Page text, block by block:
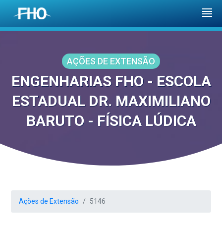
AÇÕES DE EXTENSÃO
ENGENHARIAS FHO - ESCOLA
ESTADUAL DR. MAXIMILIANO
BARUTO - FÍSICA LÚDICA
Ações de Extensão 5146